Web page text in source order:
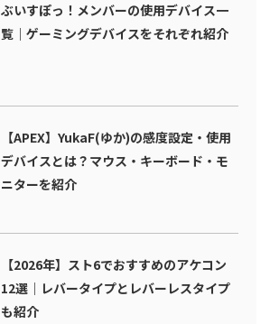
ぶいすぽっ！メンバーの使用デバイス一
覧｜ゲーミングデバイスをそれぞれ紹介
【APEX】YukaF(ゆか)の感度設定・使用
デバイスとは？マウス・キーボード・モ
ニターを紹介
【2026年】スト6でおすすめのアケコン
12選｜レバータイプとレバーレスタイプ
も紹介